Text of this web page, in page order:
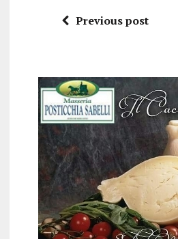
Previous post